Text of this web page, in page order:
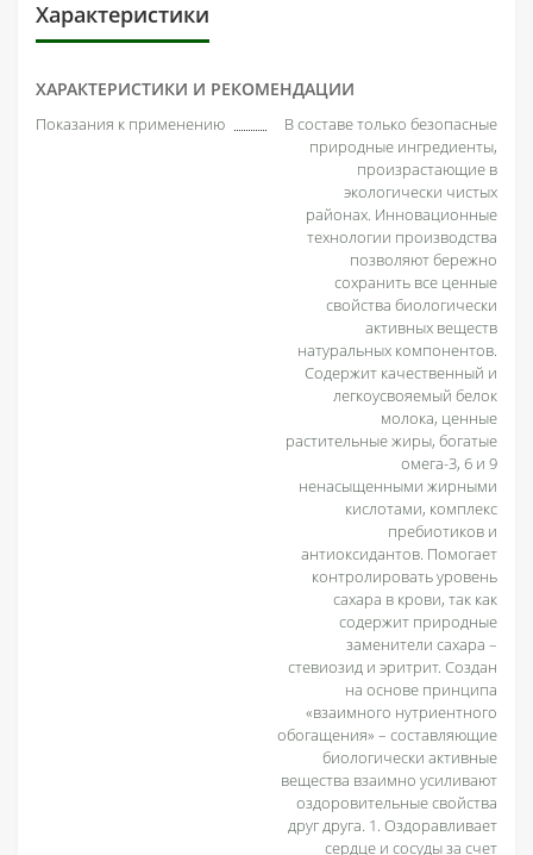
Характеристики
ХАРАКТЕРИСТИКИ И РЕКОМЕНДАЦИИ
Показания к применению
В составе только безопасные
природные ингредиенты,
произрастающие в
экологически чистых
районах. Инновационные
технологии производства
позволяют бережно
сохранить все ценные
свойства биологически
активных веществ
натуральных компонентов.
Содержит качественный и
легкоусвояемый белок
молока, ценные
растительные жиры, богатые
омега-3, 6 и 9
ненасыщенными жирными
кислотами, комплекс
пребиотиков и
антиоксидантов. Помогает
контролировать уровень
сахара в крови, так как
содержит природные
заменители сахара –
стевиозид и эритрит. Создан
на основе принципа
«взаимного нутриентного
обогащения» – составляющие
биологически активные
вещества взаимно усиливают
оздоровительные свойства
друг друга. 1. Оздоравливает
сердце и сосуды за счет